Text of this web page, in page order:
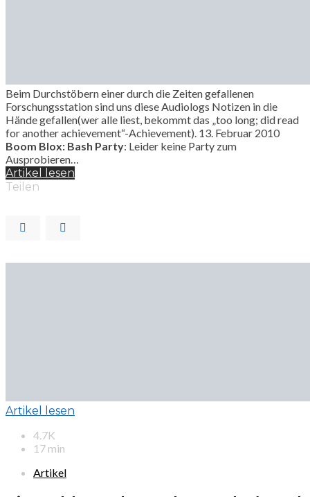
Beim Durchstöbern einer durch die Zeiten gefallenen
Forschungsstation sind uns diese Audiologs Notizen in die
Hände gefallen(wer alle liest, bekommt das „too long; did read
for another achievement“-Achievement). 13. Februar 2010
Boom Blox: Bash Party: Leider keine Party zum
Ausprobieren…
Artikel lesen
Teilen
Artikel lesen
4.7K
17 min
Artikel